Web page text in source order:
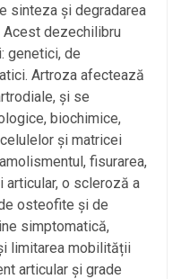
sinteza și degradarea
Acest dezechilibru
genetici, de
Artroza afectează
și se
biochimice,
și matricei
fisurarea,
articular, o scleroză a
osteofite și de
simptomatică,
limitarea mobilității
articular și grade